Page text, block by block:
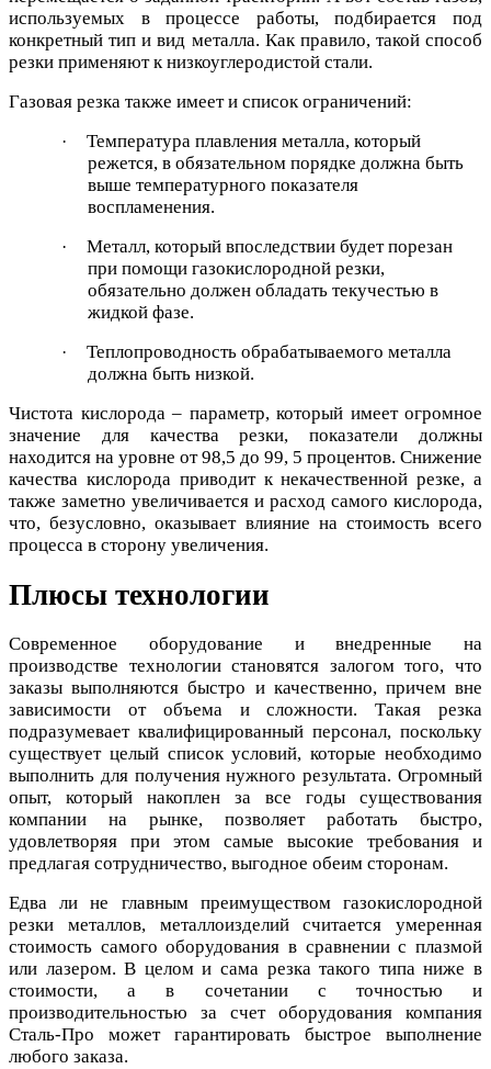
используемых в процессе работы, подбирается под
конкретный тип и вид металла. Как правило, такой способ
резки применяют к низкоуглеродистой стали.
Газовая резка также имеет и список ограничений:
·
Температура плавления металла, который
режется, в обязательном порядке должна быть
выше температурного показателя
воспламенения.
·
Металл, который впоследствии будет порезан
при помощи газокислородной резки,
обязательно должен обладать текучестью в
жидкой фазе.
·
Теплопроводность обрабатываемого металла
должна быть низкой.
Чистота кислорода – параметр, который имеет огромное
значение для качества резки, показатели должны
находится на уровне от 98,5 до 99, 5 процентов. Снижение
качества кислорода приводит к некачественной резке, а
также заметно увеличивается и расход самого кислорода,
что, безусловно, оказывает влияние на стоимость всего
процесса в сторону увеличения.
Плюсы технологии
Современное оборудование и внедренные на
производстве технологии становятся залогом того, что
заказы выполняются быстро и качественно, причем вне
зависимости от объема и сложности. Такая резка
подразумевает квалифицированный персонал, поскольку
существует целый список условий, которые необходимо
выполнить для получения нужного результата. Огромный
опыт, который накоплен за все годы существования
компании на рынке, позволяет работать быстро,
удовлетворяя при этом самые высокие требования и
предлагая сотрудничество, выгодное обеим сторонам.
Едва ли не главным преимуществом газокислородной
резки металлов, металлоизделий считается умеренная
стоимость самого оборудования в сравнении с плазмой
или лазером. В целом и сама резка такого типа ниже в
стоимости, а в сочетании с точностью и
производительностью за счет оборудования компания
Сталь-Про может гарантировать быстрое выполнение
любого заказа.